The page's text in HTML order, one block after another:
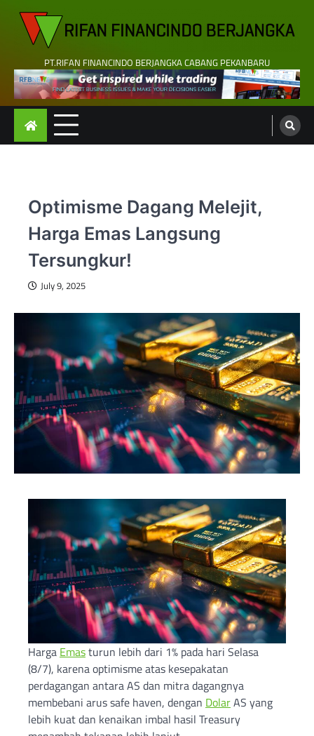
content
PT.RIFAN FINANCINDO BERJANGKA CABANG PEKANBARU
Optimisme Dagang Melejit,
Harga Emas Langsung
Tersungkur!
July 9, 2025
Harga Emasturun lebih dari 1% pada hari Selasa
(8/7), karena optimisme atas kesepakatan
perdagangan antara AS dan mitra dagangnya
membebani arus safe haven, dengan DolarAS yang
lebih kuat dan kenaikan imbal hasil Treasury